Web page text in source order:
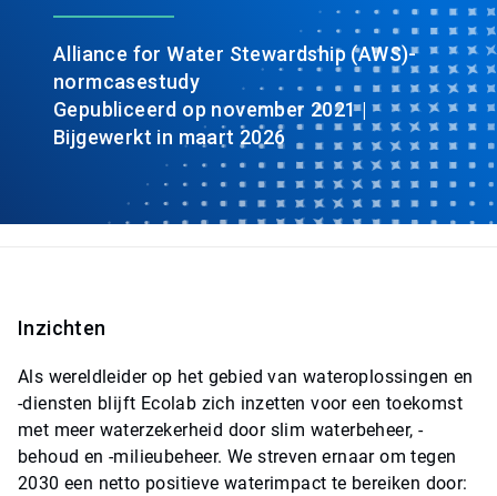
Alliance for Water Stewardship (AWS)-
normcasestudy
Gepubliceerd op november 2021 |
Bijgewerkt in maart 2026
Inzichten
Als wereldleider op het gebied van wateroplossingen en
-diensten blijft Ecolab zich inzetten voor een toekomst
met meer waterzekerheid door slim waterbeheer, -
behoud en -milieubeheer. We streven ernaar om tegen
2030 een netto positieve waterimpact te bereiken door: